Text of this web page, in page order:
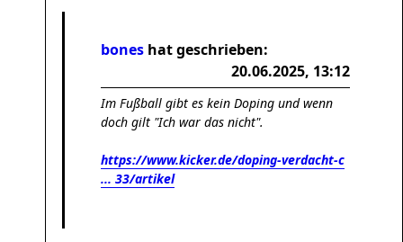
bones hat geschrieben:
20.06.2025, 13:12
Im Fußball gibt es kein Doping und wenn
doch gilt "Ich war das nicht".
https://www.kicker.de/doping-verdacht-c
... 33/artikel